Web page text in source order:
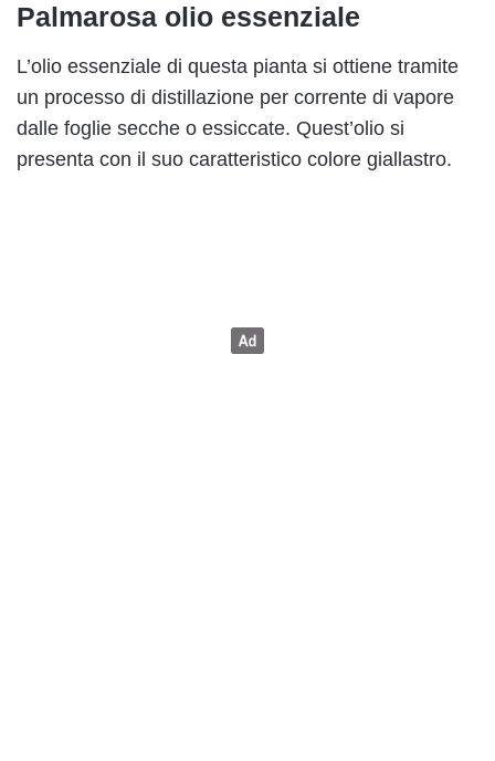
Palmarosa olio essenziale
L’olio essenziale di questa pianta si ottiene tramite
un processo di distillazione per corrente di vapore
dalle foglie secche o essiccate. Quest’olio si
presenta con il suo caratteristico colore giallastro.